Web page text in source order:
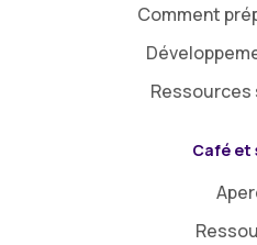
Comment
Ressources
Café et